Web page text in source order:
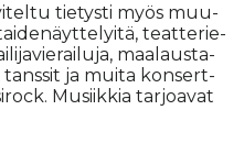
tie­tys­ti myös muu­
te­at­te­rie­
maa­laus­ta­
ja mui­ta kon­sert­
Mu­siik­kia tar­jo­a­vat